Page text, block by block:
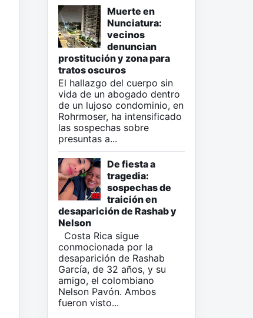
Muerte en
Nunciatura:
vecinos
denuncian
prostitución y zona para
tratos oscuros
El hallazgo del cuerpo sin
vida de un abogado dentro
de un lujoso condominio, en
Rohrmoser, ha intensificado
las sospechas sobre
presuntas a...
De fiesta a
tragedia:
sospechas de
traición en
desaparición de Rashab y
Nelson
Costa Rica sigue
conmocionada por la
desaparición de Rashab
García, de 32 años, y su
amigo, el colombiano
Nelson Pavón. Ambos
fueron visto...